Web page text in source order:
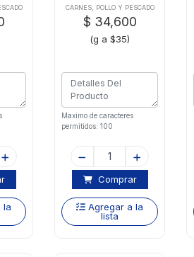
la
CARNES, POLLO Y PESCADO
$ 34,600
(g a $35)
Maximo de caracteres
permitidos: 100
Comprar
Agregar a la
lista